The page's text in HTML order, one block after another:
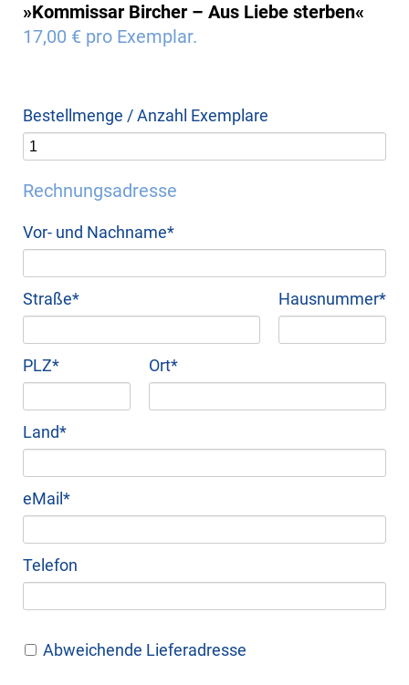
»Kommissar Bircher – Aus Liebe sterben«
17,00 € pro Exemplar.
Bestellmenge / Anzahl Exemplare
Rechnungsadresse
Pflichtfeld
Vor- und Nachname*
Pflichtfeld
Straße* Pflichtfeld
Hausnummer*
Pflichtfeld
PLZ* Pflichtfeld
Ort*
Pflichtfeld
Land*
Pflichtfeld
eMail *
Telefon
Abweichende Lieferadresse